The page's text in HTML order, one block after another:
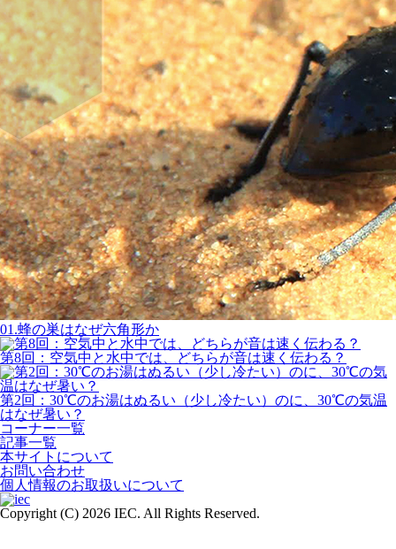
01.蜂の巣はなぜ六角形か
第8回：空気中と水中では、どちらが音は速く伝わる？
第2回：30℃のお湯はぬるい（少し冷たい）のに、30℃の気温
はなぜ暑い？
コーナー一覧
記事一覧
本サイトについて
お問い合わせ
個人情報のお取扱いについて
Copyright (C) 2026 IEC. All Rights Reserved.